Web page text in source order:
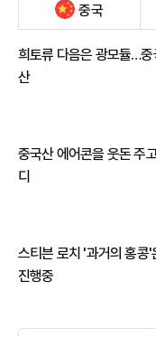
중국
희토류 다음은 광모듈…
산
중국산 에어콘을 웃돈 주
디
스티븐 로치 '과거의 홍콩
진행중